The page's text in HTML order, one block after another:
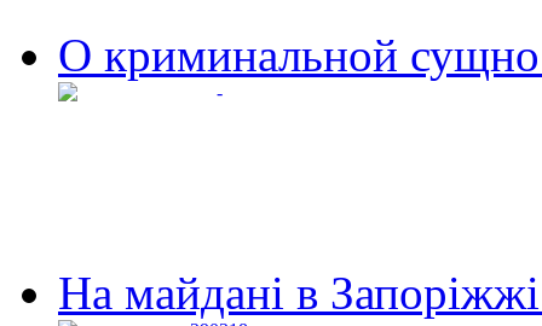
О криминальной
На майдані в